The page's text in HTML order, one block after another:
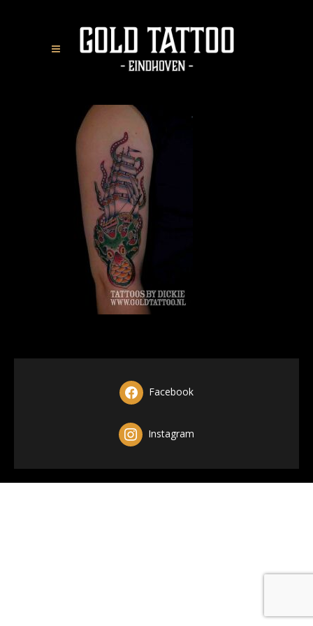
Facebook
Instagram